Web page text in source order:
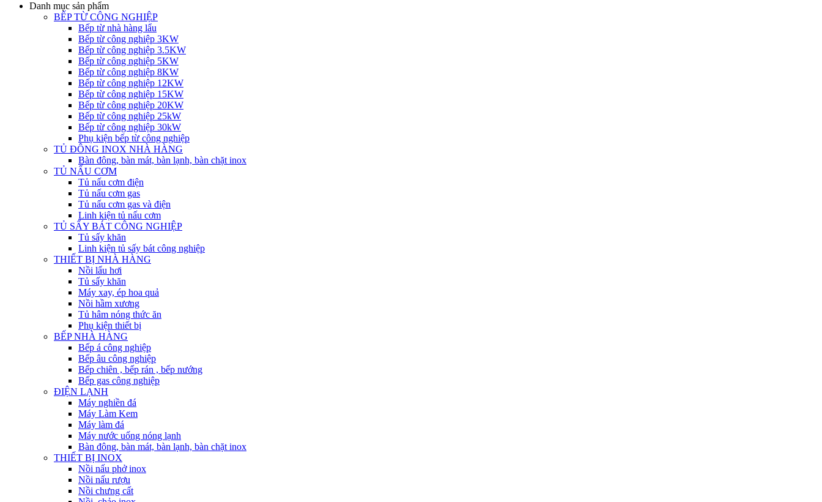
Danh mục sản phẩm
BẾP TỪ CÔNG NGHIỆP
Bếp từ nhà hàng lẩu
Bếp từ công nghiệp 3KW
Bếp từ công nghiệp 3.5KW
Bếp từ công nghiệp 5KW
Bếp từ công nghiệp 8KW
Bếp từ công nghiệp 12KW
Bếp từ công nghiệp 15KW
Bếp từ công nghiệp 20KW
Bếp từ công nghiệp 25kW
Bếp từ công nghiệp 30kW
Phụ kiện bếp từ công nghiệp
TỦ ĐÔNG INOX NHÀ HÀNG
Bàn đông, bàn mát, bàn lạnh, bàn chặt inox
TỦ NẤU CƠM
Tủ nấu cơm điện
Tủ nấu cơm gas
Tủ nấu cơm gas và điện
Linh kiện tủ nấu cơm
TỦ SẤY BÁT CÔNG NGHIỆP
Tủ sấy khăn
Linh kiện tủ sấy bát công nghiệp
THIẾT BỊ NHÀ HÀNG
Nồi lẩu hơi
Tủ sấy khăn
Máy xay, ép hoa quả
Nồi hầm xương
Tủ hâm nóng thức ăn
Phụ kiện thiết bị
BẾP NHÀ HÀNG
Bếp á công nghiệp
Bếp âu công nghiệp
Bếp chiên , bếp rán , bếp nướng
Bếp gas công nghiệp
ĐIỆN LẠNH
Máy nghiền đá
Máy Làm Kem
Máy làm đá
Máy nước uống nóng lạnh
Bàn đông, bàn mát, bàn lạnh, bàn chặt inox
THIẾT BỊ INOX
Nồi nấu phở inox
Nồi nấu rượu
Nồi chưng cất